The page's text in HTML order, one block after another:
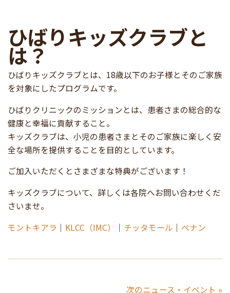
ひばりキッズクラブと
は？
ひばりキッズクラブとは、18歳以下のお子様とそのご家族
を対象にしたプログラムです。
ひばりクリニックのミッションとは、患者さまの総合的な
健康と幸福に貢献すること。
キッズクラブは、小児の患者さまとそのご家族に楽しく安
全な場所を提供することを目的としています。
ご加入いただくとさまざまな特典がございます！
キッズクラブについて、詳しくは各院へお問い合わせくだ
さいませ。
モントキアラ ｜ KLCC（IMC） ｜ チッタモール ｜ ペナン
次のニュース・イベント »